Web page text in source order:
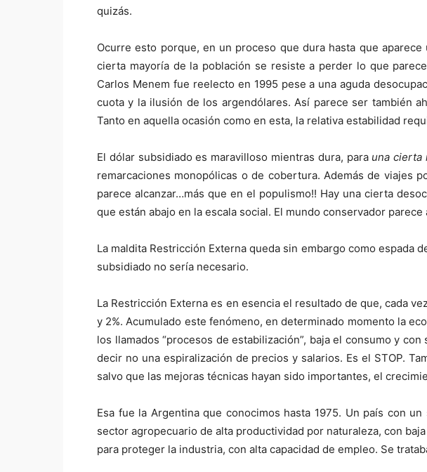
quizás.
Ocurre esto porque, en un proceso que dura hasta que
cierta mayoría de la población se resiste a perder lo que
Carlos Menem fue reelecto en 1995 pese a una aguda
cuota y la ilusión de los argendólares. Así parece ser también
Tanto en aquella ocasión como en esta, la relativa estabilidad
El dólar subsidiado es maravilloso mientras dura, para una cierta
remarcaciones monopólicas o de cobertura. Además de viajes
parece alcanzar…más que en el populismo!! Hay una cierta
que están abajo en la escala social. El mundo conservador parece
La maldita Restricción Externa queda sin embargo como espada
subsidiado no sería necesario.
La Restricción Externa es en esencia el resultado de que, cada
y 2%. Acumulado este fenómeno, en determinado momento la
los llamados “procesos de estabilización”, baja el consumo y
decir no una espiralización de precios y salarios. Es el STOP.
salvo que las mejoras técnicas hayan sido importantes, el
Esa fue la Argentina que conocimos hasta 1975. Un país con
sector agropecuario de alta productividad por naturaleza, con
para proteger la industria, con alta capacidad de empleo. Se